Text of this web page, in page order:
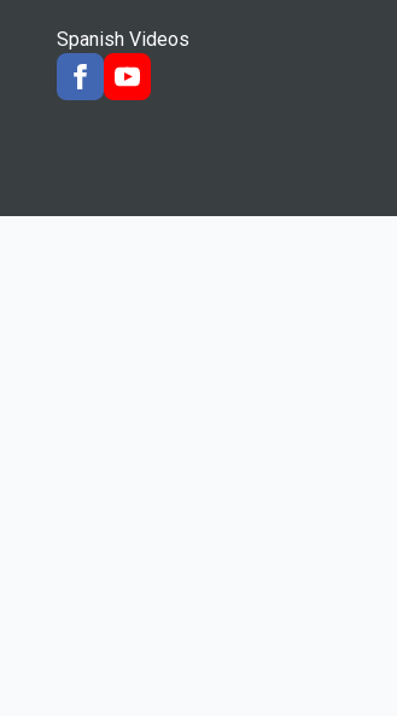
Spanish Videos